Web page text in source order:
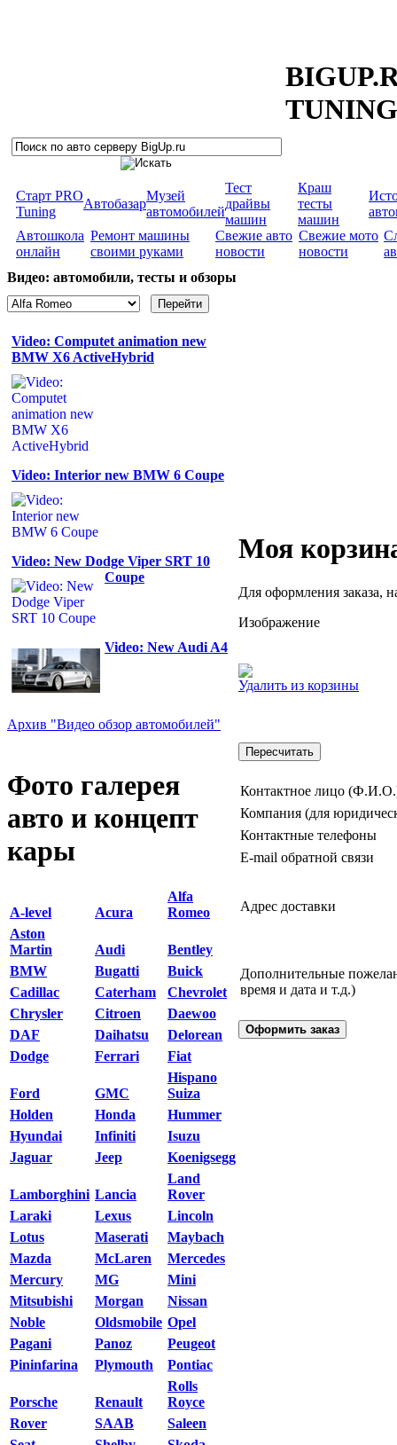
TUNING
Старт PRO
Tuning
Автобазар
Музей
автомобилей
Тест
драйвы
машин
Краш
тесты
машин
Автошкола
онлайн
Ремонт машины
своими руками
Свежие авто
новости
Свежие мото
новости
Видео: автомобили, тесты и обзоры
Video: Computet animation new
BMW X6 ActiveHybrid
Video: Interior new BMW 6 Coupe
Video: New Dodge Viper SRT 10
Coupe
Video: New Audi A4
Архив "Видео обзор автомобилей"
Фото галерея
авто и концепт
кары
A-level Acura
Alfa
Romeo
Aston
Martin
Audi
Bentley
BMW
Bugatti
Buick
Cadillac
Caterham
Chevrolet
Chrysler
Citroen
Daewoo
DAF
Daihatsu
Delorean
Dodge
Ferrari Fiat
Ford GMC
Hispano
Suiza
Holden
Honda
Hummer
Hyundai
Infiniti
Isuzu
Jaguar
Jeep Koenigsegg
Lamborghini Lancia
Land
Rover
Laraki
Lexus
Lincoln
Lotus
Maserati
Maybach
Mazda
McLaren
Mercedes
Mercury
MG
Mini
Mitsubishi
Morgan
Nissan
Noble
Oldsmobile Opel
Pagani
Panoz
Peugeot
Pininfarina
Plymouth Pontiac
Porsche Renault
Rolls
Royce
Rover
SAAB
Saleen
Моя
Для оформления заказа,
Изображение
Удалить из корзины
Контактное лицо
Компания (для
Контактные телефоны
E-mail обратной связи
Адрес доставки
Дополнительные
время и дата и т.д.)